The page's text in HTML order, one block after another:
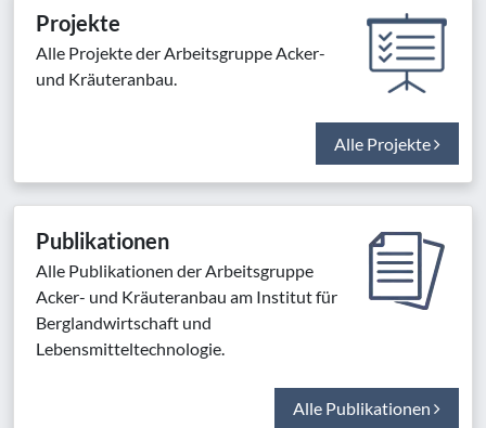
Projekte
Alle Projekte der Arbeitsgruppe Acker-
und Kräuteranbau.
Alle Projekte
Publikationen
Alle Publikationen der Arbeitsgruppe
Acker- und Kräuteranbau am Institut für
Berglandwirtschaft und
Lebensmitteltechnologie.
Alle Publikationen